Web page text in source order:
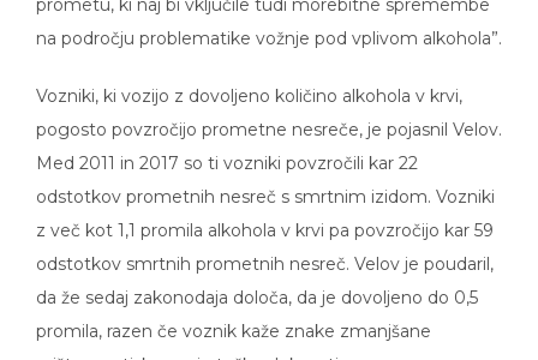
na področju problematike vožnje pod vplivom alkohola”.
pogosto povzročijo prometne nesreče, je pojasnil Velov.
Med 2011 in 2017 so ti vozniki povzročili kar 22
odstotkov prometnih nesreč s smrtnim izidom. Vozniki
z več kot 1,1 promila alkohola v krvi pa povzročijo kar 59
odstotkov smrtnih prometnih nesreč. Velov je poudaril,
da že sedaj zakonodaja določa, da je dovoljeno do 0,5
promila, razen če voznik kaže znake zmanjšane
prištevnosti, kar pa je težko dokazati.